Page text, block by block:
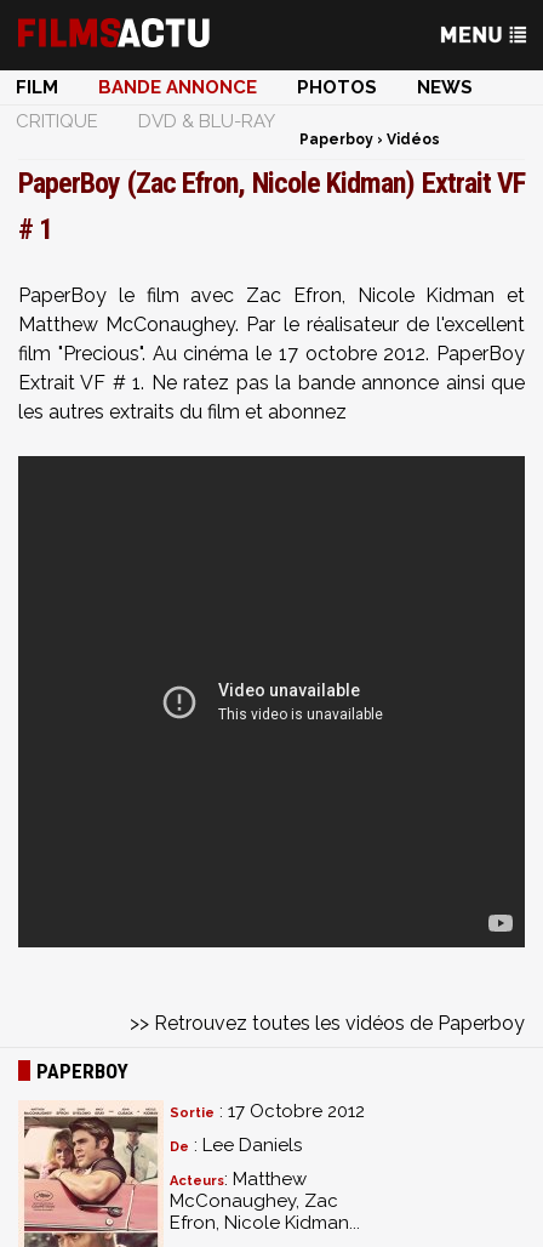
FILM BANDE ANNONCE PHOTOS
NEWS
CRITIQUE
DVD & BLU-RAY
Paperboy › Vidéos
PaperBoy (Zac Efron, Nicole Kidman) Extrait VF
# 1
PaperBoy le film avec Zac Efron, Nicole Kidman et
Matthew McConaughey. Par le réalisateur de l'excellent
film "Precious". Au cinéma le 17 octobre 2012. PaperBoy
Extrait VF # 1. Ne ratez pas la bande annonce ainsi que
les autres extraits du film et abonnez
>> Retrouvez toutes les vidéos de Paperboy
PAPERBOY
Sortie : 17 Octobre 2012
De : Lee Daniels
Acteurs: Matthew
McConaughey, Zac
Efron, Nicole Kidman...